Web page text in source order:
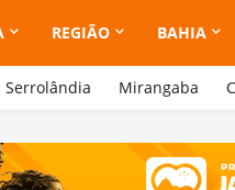
REGIÃO BAHIA
Serrolândia Mirangaba